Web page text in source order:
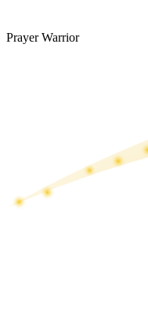
Prayer Warrior